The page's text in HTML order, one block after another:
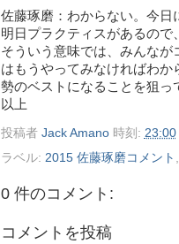
佐藤琢磨：わからない。今日
明日プラクティスがあるの
そういう意味では、みんなが
はもうやってみなければわ
勢のベストになることを狙っ
以上
投稿者 Jack Amano 時刻: 23:00
ラベル: 2015 佐藤琢磨コメント
0 件のコメント:
コメントを投稿